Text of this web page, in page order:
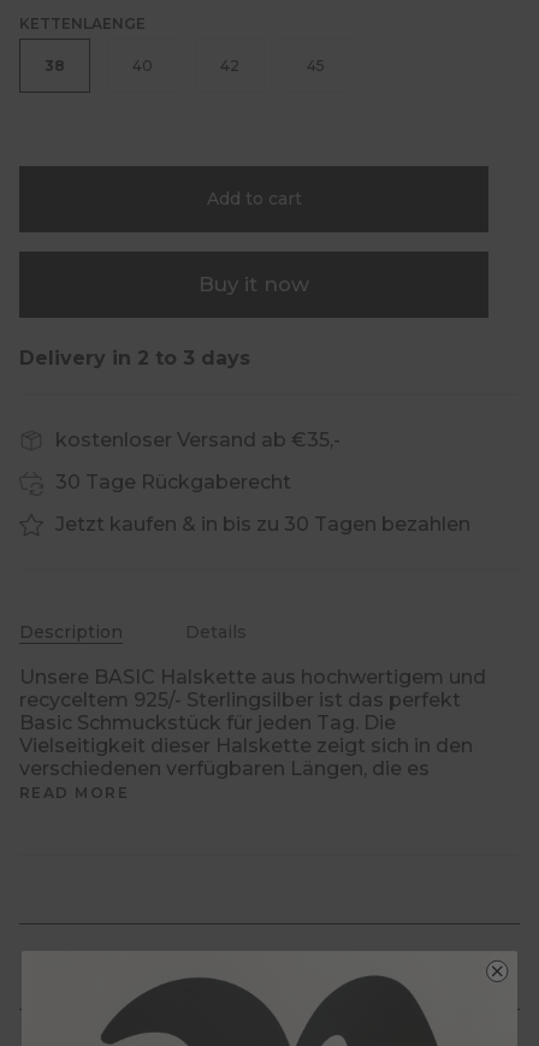
KETTENLAENGE
38 40 42 45
Add to cart
Buy it now
Delivery in 2 to 3 days
kostenloser Versand ab €35,-
30 Tage Rückgaberecht
Jetzt kaufen & in bis zu 30 Tagen bezahlen
Description Details
Unsere BASIC Halskette aus hochwertigem und
recyceltem 925/- Sterlingsilber ist das perfekt
Basic Schmuckstück für jeden Tag. Die
Vielseitigkeit dieser Halskette zeigt sich in den
verschiedenen verfügbaren Längen, die es
READ MORE